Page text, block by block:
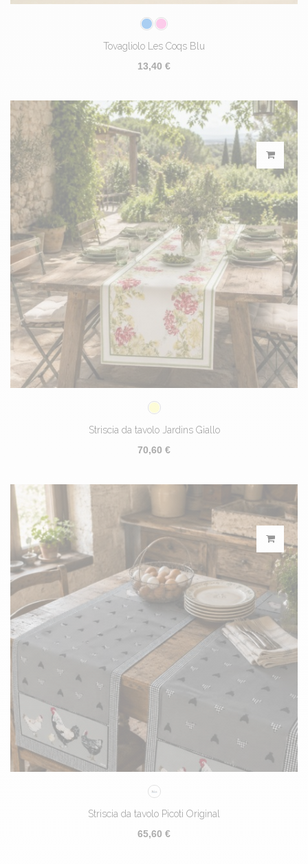
Tovagliolo Les Coqs Blu
13,40 €
Striscia da tavolo Jardins Giallo
70,60 €
Striscia da tavolo Picoti Original
65,60 €